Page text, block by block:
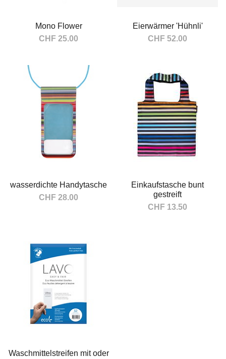
Mono Flower
CHF 25.00
In den Warenkorb
Eierwärmer 'Hühnli'
CHF 52.00
wasserdichte Handytasche
CHF 28.00
Einkaufstasche bunt
gestreift
CHF 13.50
Waschmittelstreifen mit oder